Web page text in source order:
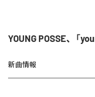
YOUNG POSSE、「
新曲情報